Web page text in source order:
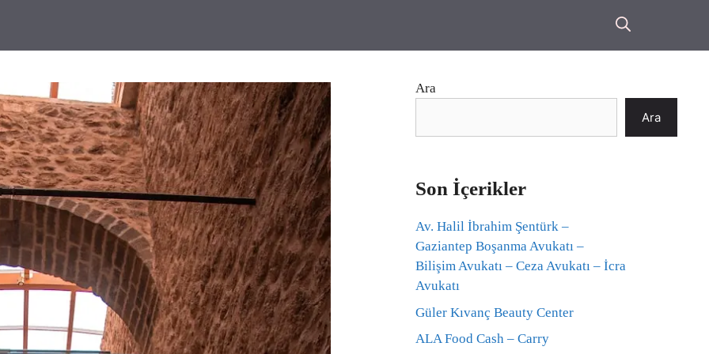
Ara
Ara
Son İçerikler
Av. Halil İbrahim Şentürk –
Gaziantep Boşanma Avukatı –
Bilişim Avukatı – Ceza Avukatı – İcra
Avukatı
Güler Kıvanç Beauty Center
ALA Food Cash – Carry